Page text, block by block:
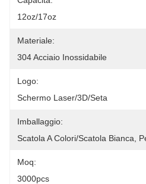
12oz/17oz
Materiale:
304 Acciaio Inossidabile
Logo:
Schermo Laser/3D/seta
Imballaggio:
Scatola A Colori/scatola Bianca,
Moq:
3000pcs